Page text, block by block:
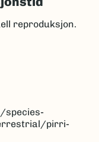
reproduksjon.
species-
pirri-